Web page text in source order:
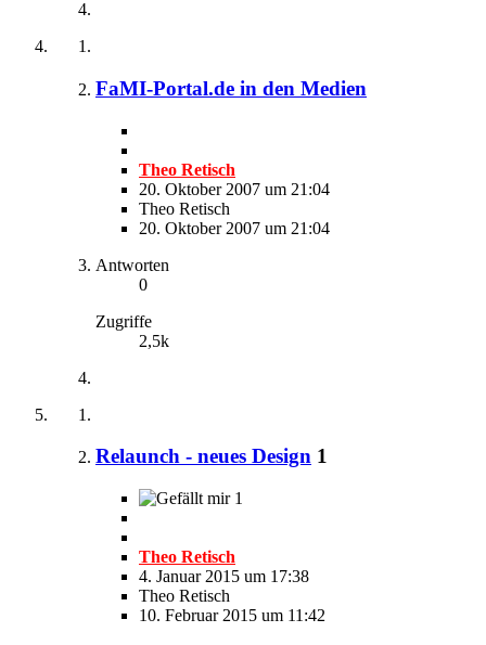
FaMI-Portal.de in den Medien
Theo Retisch
20. Oktober 2007 um 21:04
Theo Retisch
20. Oktober 2007 um 21:04
Antworten
0
Zugriffe
2,5k
Relaunch - neues Design 1
1
Theo Retisch
4. Januar 2015 um 17:38
Theo Retisch
10. Februar 2015 um 11:42